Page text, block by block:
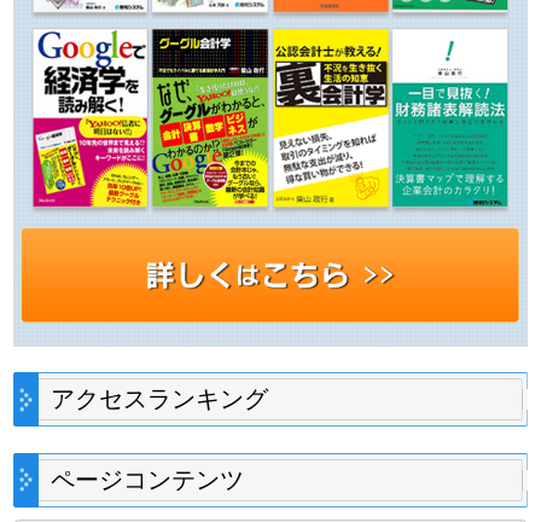
アクセスランキング
ページコンテンツ